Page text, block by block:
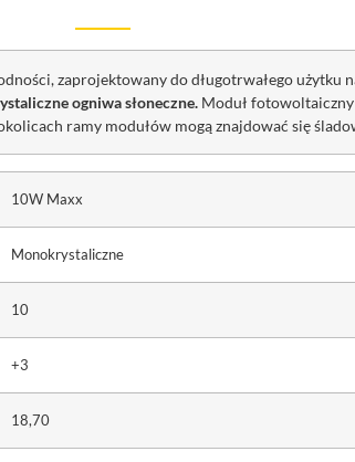
zaprojektowany do długotrwałego użytku
ogniwa słoneczne. Moduł
ramy modułów mogą znajdować się
10W Maxx
Monokrystaliczne
10
+3
18,70